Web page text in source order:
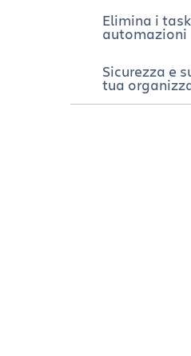
Crea una
Potenzia i
Intelligence
KPI
Lezioni
Elimina i
automazioni
Sicurezza e
tua